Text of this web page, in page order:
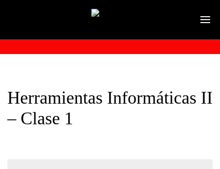
Herramientas Informáticas II
– Clase 1